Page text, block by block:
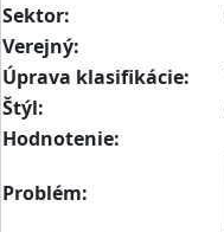
Sektor:
Verejný:
Úprava klasifikácie:
Štýl:
Hodnotenie:
Problém: